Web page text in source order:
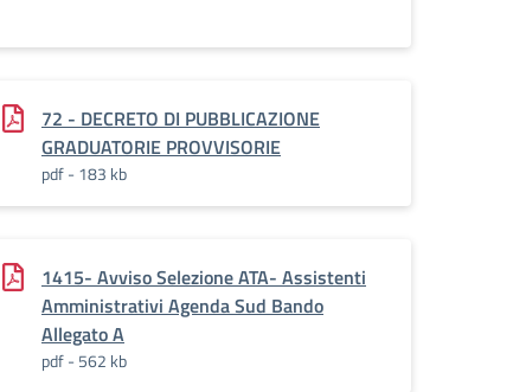
72 - DECRETO DI PUBBLICAZIONE
GRADUATORIE PROVVISORIE
pdf - 183 kb
1415- Avviso Selezione ATA- Assistenti
Amministrativi Agenda Sud Bando
Allegato A
pdf - 562 kb